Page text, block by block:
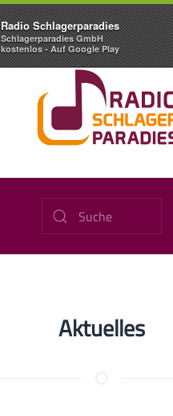
Radio Schlagerparadies
Schlagerparadies GmbH
kostenlos - Auf Google Play
Aktuelles